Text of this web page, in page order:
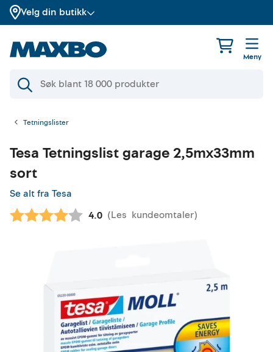
Velg din butikk
Meny
Tetningslister
Tesa Tetningslist garage 2,5mx33mm
sort
Se alt fra Tesa
Gjennomsnittskarakter:
4.0 (Les kundeomtaler)